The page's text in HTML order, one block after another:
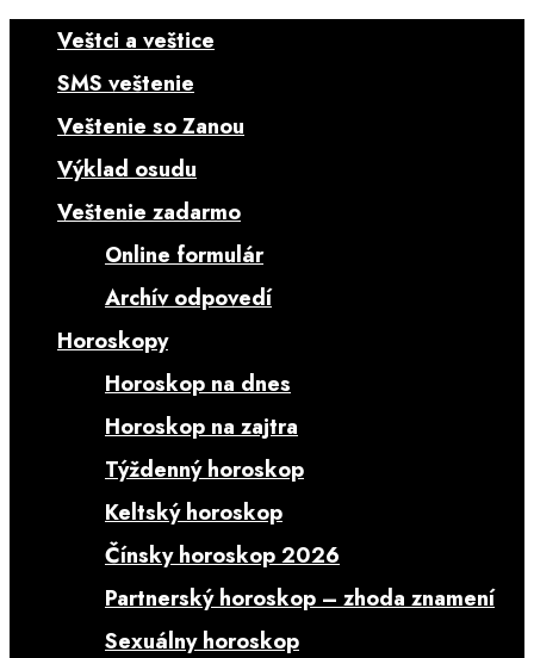
Veštci a veštice
SMS veštenie
Veštenie so Zanou
Výklad osudu
Veštenie zadarmo
Online formulár
Archív odpovedí
Horoskopy
Horoskop na dnes
Horoskop na zajtra
Týždenný horoskop
Keltský horoskop
Čínsky horoskop 2026
Partnerský horoskop – zhoda znamení
Sexuálny horoskop